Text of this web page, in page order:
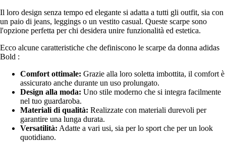
Il loro design senza tempo ed elegante si adatta a tutti gli outfit, sia con
un paio di jeans, leggings o un vestito casual. Queste scarpe sono
l'opzione perfetta per chi desidera unire funzionalità ed estetica.
Ecco alcune caratteristiche che definiscono le scarpe da donna adidas
Bold :
Comfort ottimale: Grazie alla loro soletta imbottita, il comfort è
assicurato anche durante un uso prolungato.
Design alla moda: Uno stile moderno che si integra facilmente
nel tuo guardaroba.
Materiali di qualità: Realizzate con materiali durevoli per
garantire una lunga durata.
Versatilità: Adatte a vari usi, sia per lo sport che per un look
quotidiano.